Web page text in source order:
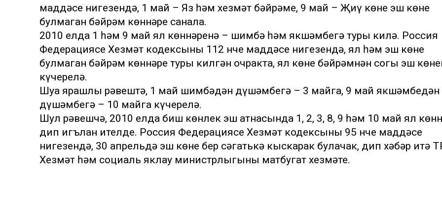
маддәсе нигезендә, 1 май – Яз һәм хезмәт бәйрәме, 9 май – Җиңү көне эш көне
булмаган бәйрәм көннәре санала.
2010 елда 1 һәм 9 май ял көннәренә – шимбә һәм якшәмбегә туры килә. Россия
Федерациясе Хезмәт кодексының 112 нче маддәсе нигезендә, ял һәм эш көне
булмаган бәйрәм көннәре туры килгән очракта, ял көне бәйрәмнән соңгы эш
күчерелә.
Шуңа ярашлы рәвештә, 1 май шимбәдән дүшәмбегә – 3 майга, 9 май якшәмбедән
дүшәмбегә – 10 майга күчерелә.
Шул рәвешчә, 2010 елда биш көнлек эш атнасында 1, 2, 3, 8, 9 һәм 10 май ял
дип игълан ителде. Россия Федерациясе Хезмәт кодексының 95 нче маддәсе
нигезендә, 30 апрельдә эш көне бер сәгатькә кыскарак булачак, дип хәбәр итә
Хезмәт һәм социаль яклау министрлыгының матбугат хезмәте.